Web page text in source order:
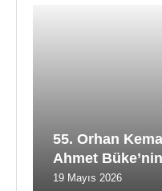
55. Orhan
Ahmet
19 Mayıs 2026